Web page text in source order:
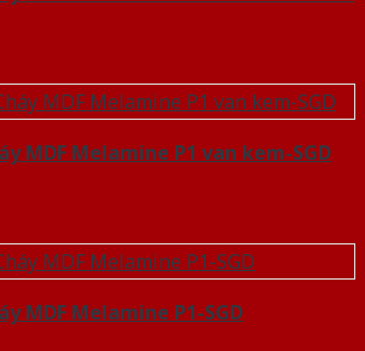
MDF Melamine P1 van kem-SGD
MDF Melamine P1-SGD